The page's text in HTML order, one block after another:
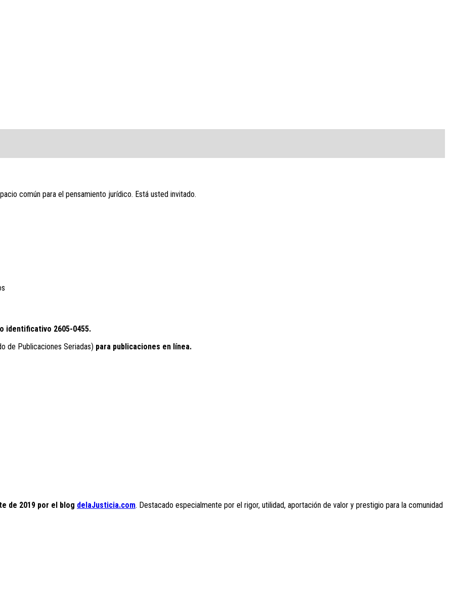
común para el pensamiento jurídico. Está usted invitado.
identificativo 2605-0455.
de Publicaciones Seriadas) para publicaciones en línea.
de 2019 por el blog delaJusticia.com. Destacado especialmente por el rigor, utilidad, aportación de valor y prestigio para la comunidad